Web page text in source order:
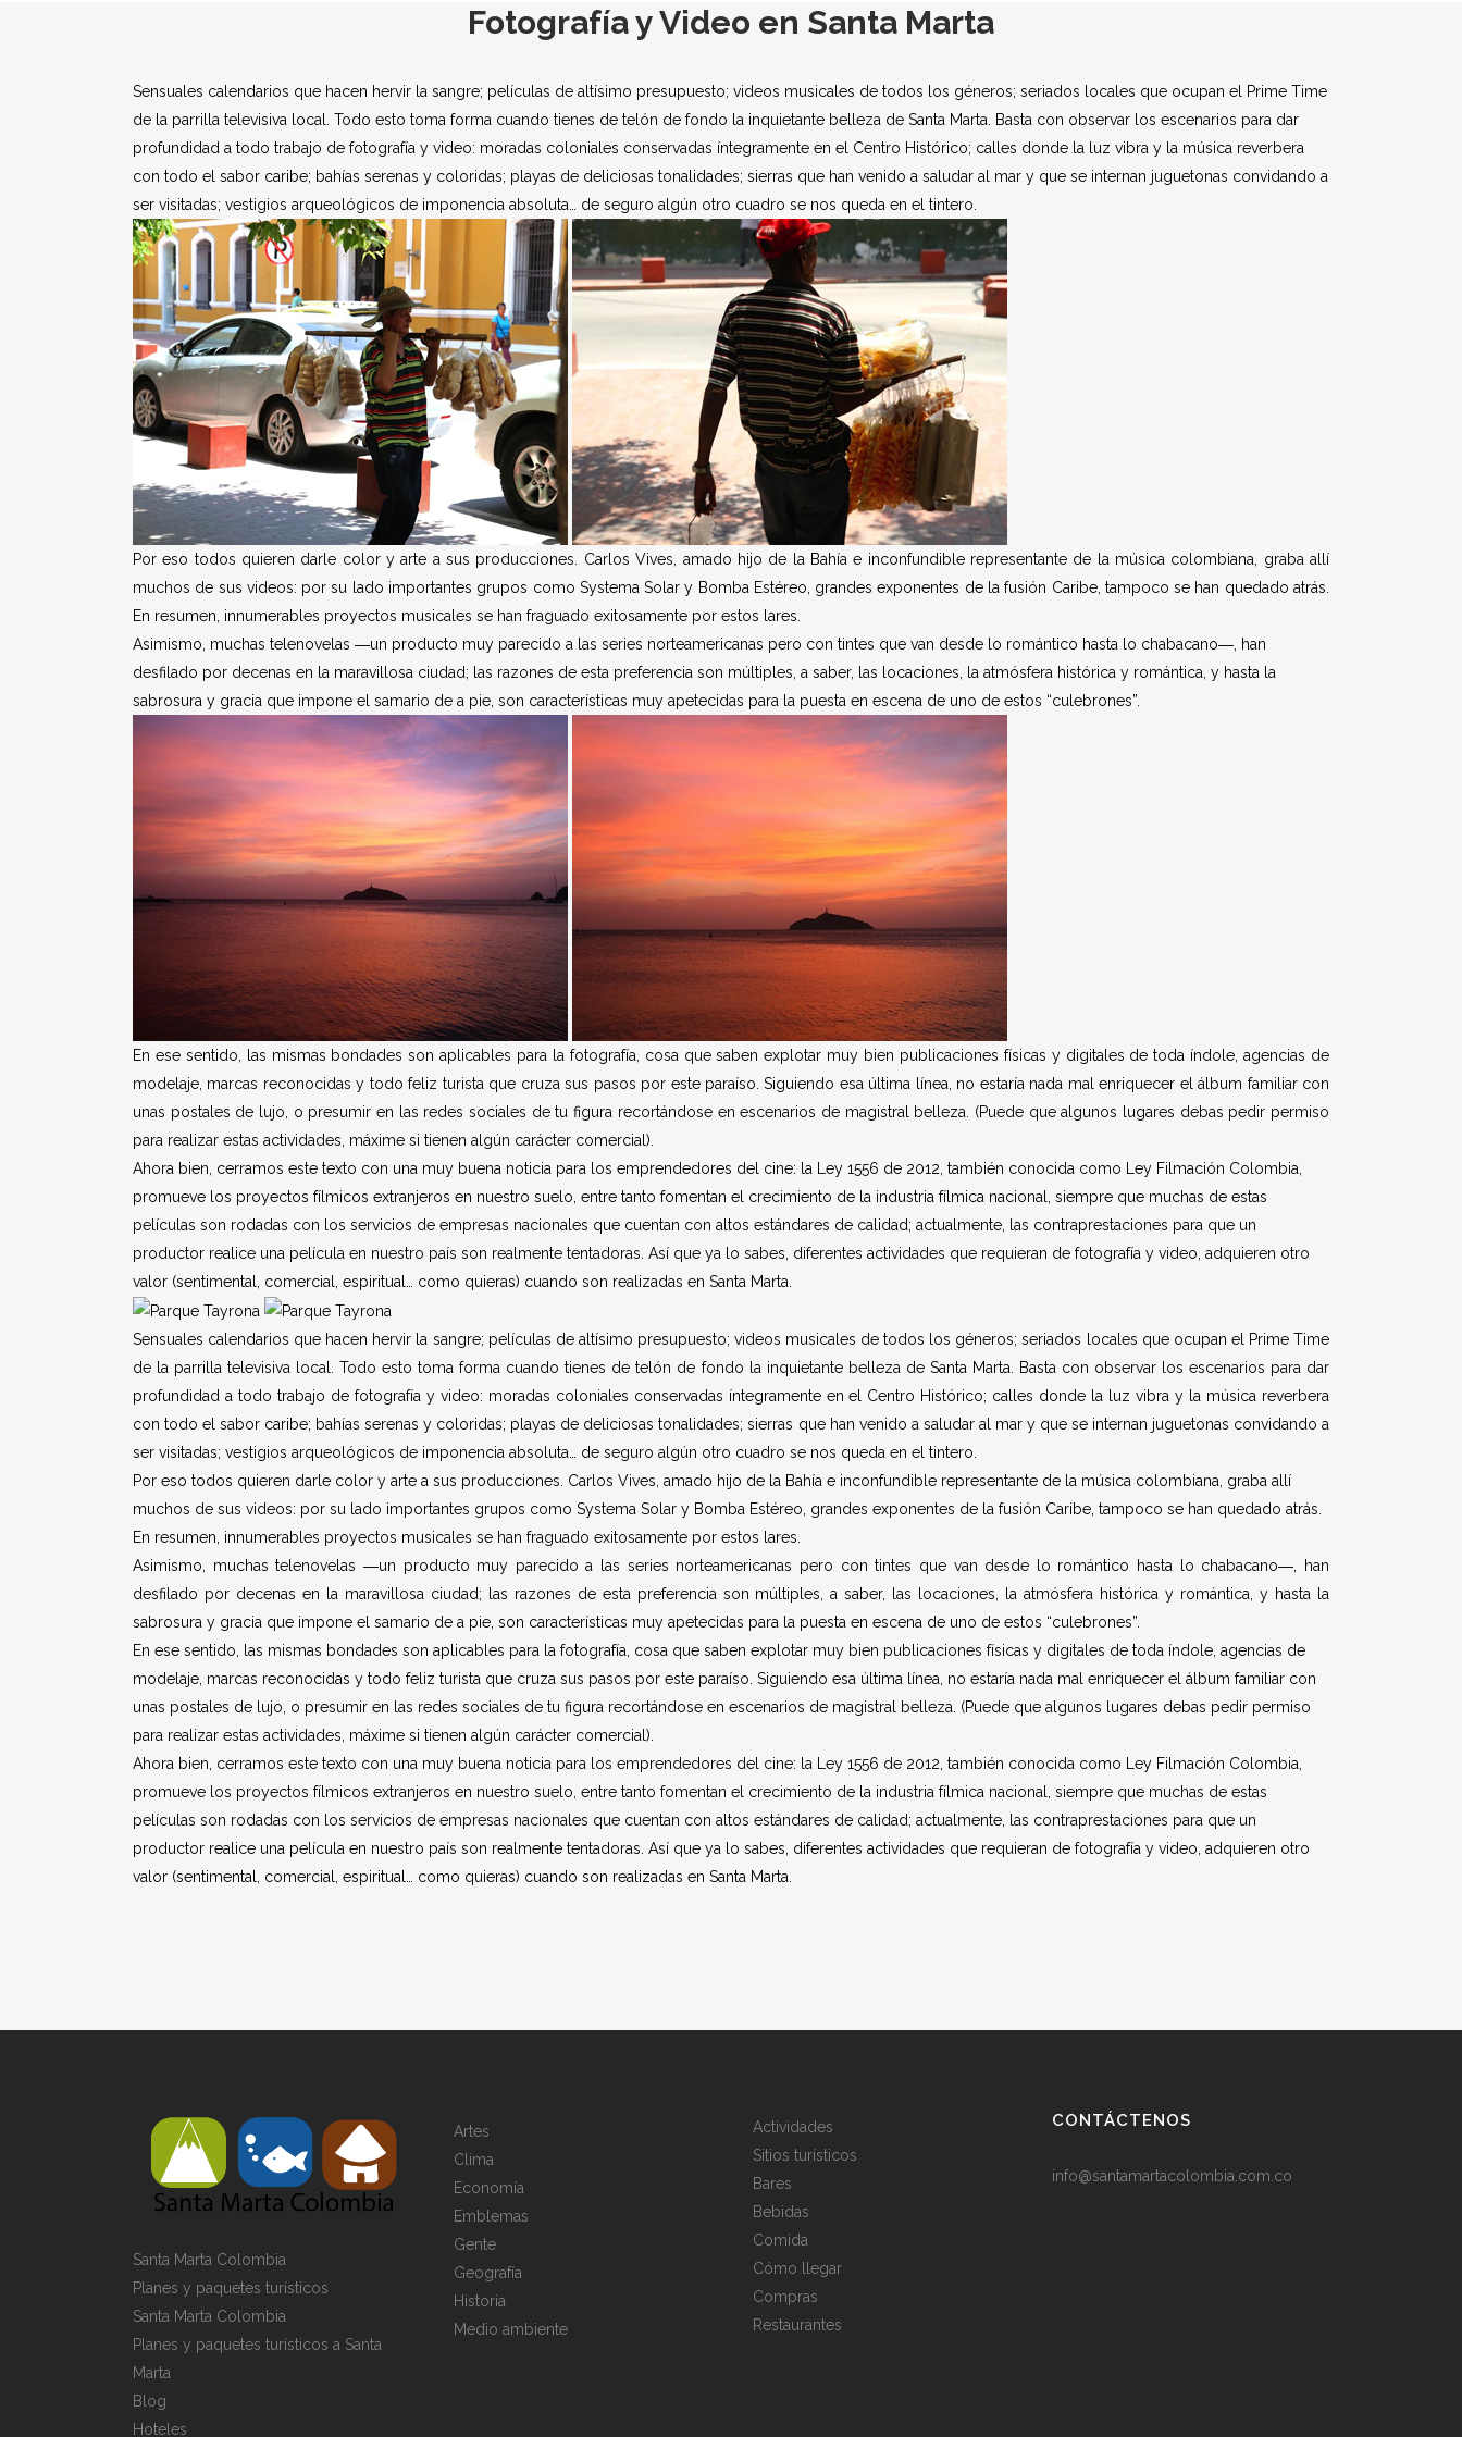
Fotografía y Video en Santa Marta
Sensuales calendarios que hacen hervir la sangre; películas de altísimo presupuesto; videos musicales de todos los géneros; seriados locales que ocupan el Prime Time
de la parrilla televisiva local. Todo esto toma forma cuando tienes de telón de fondo la inquietante belleza de Santa Marta. Basta con observar los escenarios para dar
profundidad a todo trabajo de fotografía y video: moradas coloniales conservadas íntegramente en el Centro Histórico; calles donde la luz vibra y la música reverbera
con todo el sabor caribe; bahías serenas y coloridas; playas de deliciosas tonalidades; sierras que han venido a saludar al mar y que se internan juguetonas convidando a
ser visitadas; vestigios arqueológicos de imponencia absoluta… de seguro algún otro cuadro se nos queda en el tintero.
Por eso todos quieren darle color y arte a sus producciones. Carlos Vives, amado hijo de la Bahía e inconfundible representante de la música colombiana, graba allí
muchos de sus videos: por su lado importantes grupos como Systema Solar y Bomba Estéreo, grandes exponentes de la fusión Caribe, tampoco se han quedado atrás.
En resumen, innumerables proyectos musicales se han fraguado exitosamente por estos lares.
Asimismo, muchas telenovelas ―un producto muy parecido a las series norteamericanas pero con tintes que van desde lo romántico hasta lo chabacano―, han
desfilado por decenas en la maravillosa ciudad; las razones de esta preferencia son múltiples, a saber, las locaciones, la atmósfera histórica y romántica, y hasta la
sabrosura y gracia que impone el samario de a pie, son características muy apetecidas para la puesta en escena de uno de estos “culebrones”.
En ese sentido, las mismas bondades son aplicables para la fotografía, cosa que saben explotar muy bien publicaciones físicas y digitales de toda índole, agencias de
modelaje, marcas reconocidas y todo feliz turista que cruza sus pasos por este paraíso. Siguiendo esa última línea, no estaría nada mal enriquecer el álbum familiar con
unas postales de lujo, o presumir en las redes sociales de tu figura recortándose en escenarios de magistral belleza. (Puede que algunos lugares debas pedir permiso
para realizar estas actividades, máxime si tienen algún carácter comercial).
Ahora bien, cerramos este texto con una muy buena noticia para los emprendedores del cine: la Ley 1556 de 2012, también conocida como Ley Filmación Colombia,
promueve los proyectos fílmicos extranjeros en nuestro suelo, entre tanto fomentan el crecimiento de la industria fílmica nacional, siempre que muchas de estas
películas son rodadas con los servicios de empresas nacionales que cuentan con altos estándares de calidad; actualmente, las contraprestaciones para que un
productor realice una película en nuestro país son realmente tentadoras. Así que ya lo sabes, diferentes actividades que requieran de fotografía y video, adquieren otro
valor (sentimental, comercial, espiritual… como quieras) cuando son realizadas en Santa Marta.
Sensuales calendarios que hacen hervir la sangre; películas de altísimo presupuesto; videos musicales de todos los géneros; seriados locales que ocupan el Prime Time
de la parrilla televisiva local. Todo esto toma forma cuando tienes de telón de fondo la inquietante belleza de Santa Marta. Basta con observar los escenarios para dar
profundidad a todo trabajo de fotografía y video: moradas coloniales conservadas íntegramente en el Centro Histórico; calles donde la luz vibra y la música reverbera
con todo el sabor caribe; bahías serenas y coloridas; playas de deliciosas tonalidades; sierras que han venido a saludar al mar y que se internan juguetonas convidando a
ser visitadas; vestigios arqueológicos de imponencia absoluta… de seguro algún otro cuadro se nos queda en el tintero.
Por eso todos quieren darle color y arte a sus producciones. Carlos Vives, amado hijo de la Bahía e inconfundible representante de la música colombiana, graba allí
muchos de sus videos: por su lado importantes grupos como Systema Solar y Bomba Estéreo, grandes exponentes de la fusión Caribe, tampoco se han quedado atrás.
En resumen, innumerables proyectos musicales se han fraguado exitosamente por estos lares.
Asimismo, muchas telenovelas ―un producto muy parecido a las series norteamericanas pero con tintes que van desde lo romántico hasta lo chabacano―, han
desfilado por decenas en la maravillosa ciudad; las razones de esta preferencia son múltiples, a saber, las locaciones, la atmósfera histórica y romántica, y hasta la
sabrosura y gracia que impone el samario de a pie, son características muy apetecidas para la puesta en escena de uno de estos “culebrones”.
En ese sentido, las mismas bondades son aplicables para la fotografía, cosa que saben explotar muy bien publicaciones físicas y digitales de toda índole, agencias de
modelaje, marcas reconocidas y todo feliz turista que cruza sus pasos por este paraíso. Siguiendo esa última línea, no estaría nada mal enriquecer el álbum familiar con
unas postales de lujo, o presumir en las redes sociales de tu figura recortándose en escenarios de magistral belleza. (Puede que algunos lugares debas pedir permiso
para realizar estas actividades, máxime si tienen algún carácter comercial).
Ahora bien, cerramos este texto con una muy buena noticia para los emprendedores del cine: la Ley 1556 de 2012, también conocida como Ley Filmación Colombia,
promueve los proyectos fílmicos extranjeros en nuestro suelo, entre tanto fomentan el crecimiento de la industria fílmica nacional, siempre que muchas de estas
películas son rodadas con los servicios de empresas nacionales que cuentan con altos estándares de calidad; actualmente, las contraprestaciones para que un
productor realice una película en nuestro país son realmente tentadoras. Así que ya lo sabes, diferentes actividades que requieran de fotografía y video, adquieren otro
valor (sentimental, comercial, espiritual… como quieras) cuando son realizadas en Santa Marta.
Santa Marta Colombia
Planes y paquetes turísticos
Santa Marta Colombia
Planes y paquetes turísticos a Santa
Marta
Blog
Hoteles
Artes
Clima
Economía
Emblemas
Gente
Geografía
Historia
Medio ambiente
Actividades
Sitios turísticos
Bares
Bebidas
Comida
Cómo llegar
Compras
Restaurantes
CONTÁCTENOS
info@santamartacolombia.com.co